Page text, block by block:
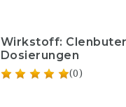
Wirkstoff:
Dosierungen
(0)